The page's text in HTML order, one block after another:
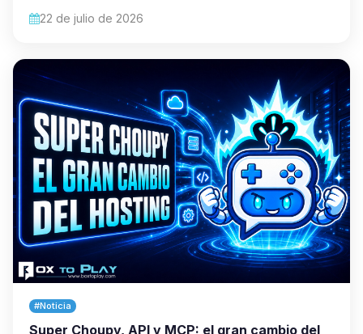
22 de julio de 2026
#Noticia
Super Choupy, API y MCP: el gran cambio del